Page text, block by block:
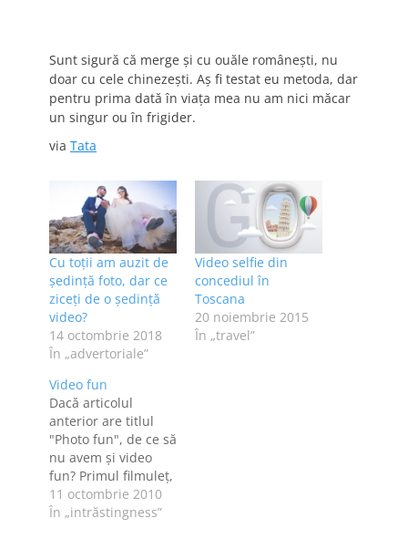
Sunt sigură că merge şi cu ouăle româneşti, nu
doar cu cele chinezeşti. Aş fi testat eu metoda, dar
pentru prima dată în viaţa mea nu am nici măcar
un singur ou în frigider.
via Tata
Cu toții am auzit de
ședință foto, dar ce
ziceți de o ședință
video?
14 octombrie 2018
În „advertoriale”
Video selfie din
concediul în
Toscana
20 noiembrie 2015
În „travel”
Video fun
Dacă articolul
anterior are titlul
"Photo fun", de ce să
nu avem și video
fun? Primul filmuleț,
time-lapse realizat
din imagini făcute
11 octombrie 2010
În „intrăstingness”